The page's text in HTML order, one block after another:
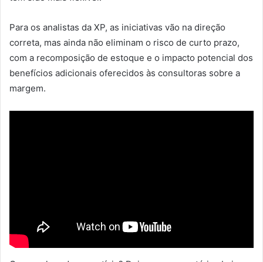
Para os analistas da XP, as iniciativas vão na direção
correta, mas ainda não eliminam o risco de curto prazo,
com a recomposição de estoque e o impacto potencial dos
benefícios adicionais oferecidos às consultoras sobre a
margem.